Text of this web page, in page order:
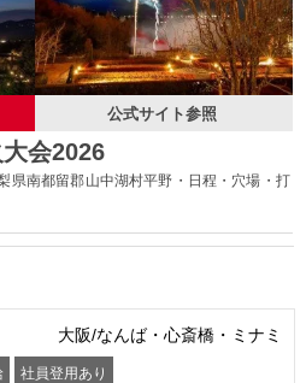
公式サイト参照
会2026
県南都留郡山中湖村平野・日程・穴場・打
大阪/なんば・心斎橋・ミナミ
社員登用あり